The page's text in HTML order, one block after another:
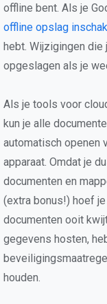
offline bent. Als je
offline opslag
hebt. Wijzigingen die
opgeslagen als je
Als je tools voor
kun je alle
automatisch openen
apparaat. Omdat je
documenten en
(extra bonus!) hoef
documenten ooit
gegevens hosten,
houden.